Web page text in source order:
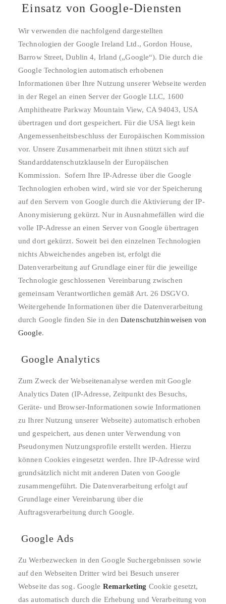
Einsatz von Google-Diensten
Wir verwenden die nachfolgend dargestellten
Technologien der Google Ireland Ltd., Gordon House,
Barrow Street, Dublin 4, Irland („Google“). Die durch die
Google Technologien automatisch erhobenen
Informationen über Ihre Nutzung unserer Webseite werden
in der Regel an einen Server der Google LLC, 1600
Amphitheatre Parkway Mountain View, CA 94043, USA
übertragen und dort gespeichert. Für die USA liegt kein
Angemessenheitsbeschluss der Europäischen Kommission
vor. Unsere Zusammenarbeit mit ihnen stützt sich auf
Standarddatenschutzklauseln der Europäischen
Kommission. Sofern Ihre IP-Adresse über die Google
Technologien erhoben wird, wird sie vor der Speicherung
auf den Servern von Google durch die Aktivierung der IP-
Anonymisierung gekürzt. Nur in Ausnahmefällen wird die
volle IP-Adresse an einen Server von Google übertragen
und dort gekürzt. Soweit bei den einzelnen Technologien
nichts Abweichendes angeben ist, erfolgt die
Datenverarbeitung auf Grundlage einer für die jeweilige
Technologie geschlossenen Vereinbarung zwischen
gemeinsam Verantwortlichen gemäß Art. 26 DSGVO.
Weitergehende Informationen über die Datenverarbeitung
durch Google finden Sie in denDatenschutzhinweisen von
Google.
Google Analytics
Zum Zweck der Webseitenanalyse werden mit Google
Analytics Daten (IP-Adresse, Zeitpunkt des Besuchs,
Geräte- und Browser-Informationen sowie Informationen
zu Ihrer Nutzung unserer Webseite) automatisch erhoben
und gespeichert, aus denen unter Verwendung von
Pseudonymen Nutzungsprofile erstellt werden. Hierzu
können Cookies eingesetzt werden. Ihre IP-Adresse wird
grundsätzlich nicht mit anderen Daten von Google
zusammengeführt. Die Datenverarbeitung erfolgt auf
Grundlage einer Vereinbarung über die
Auftragsverarbeitung durch Google.
Google Ads
Zu Werbezwecken in den Google Suchergebnissen sowie
auf den Webseiten Dritter wird bei Besuch unserer
Webseite das sog. Google Remarketing Cookie gesetzt,
das automatisch durch die Erhebung und Verarbeitung von